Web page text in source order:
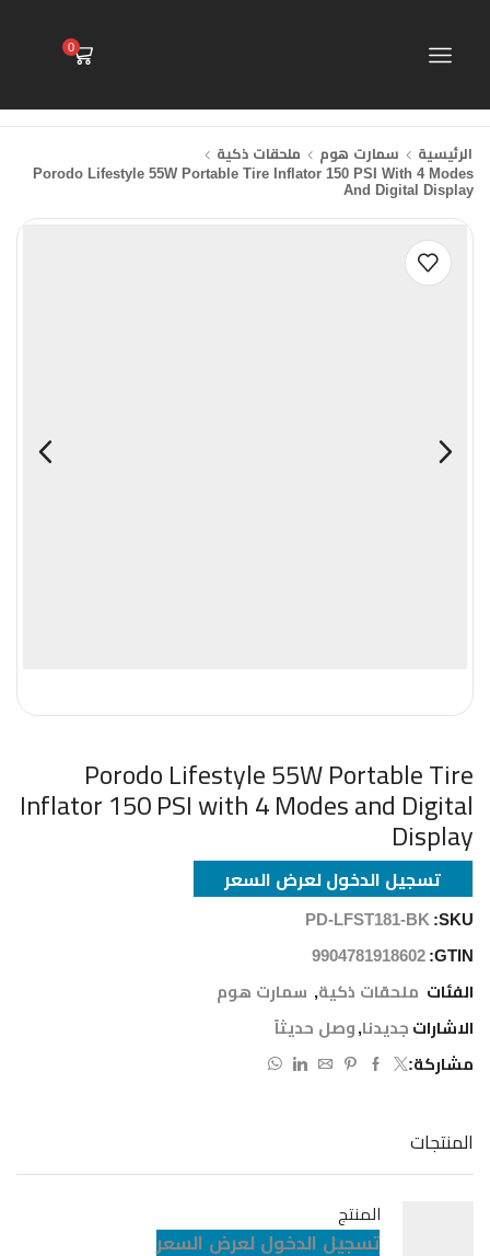
0
الرئيسية سمارت هوم
ملحقات ذكية
Porodo Lifestyle 55W Portable Tire Inflator 150 PSI With 4 Modes
And Digital Display
Porodo Lifestyle 55W Portable Tire
Inflator 150 PSI with 4 Modes and Digital
Display
تسجيل الدخول لعرض السعر
SKU:
PD-LFST181-BK
GTIN:
9904781918602
الفئات ملحقات ذكية, سمارت هوم
الاشارات جديدنا, وصل حديثاً
مشاركة:
المنتجات
المنتج
تسجيل الدخول لعرض السعر